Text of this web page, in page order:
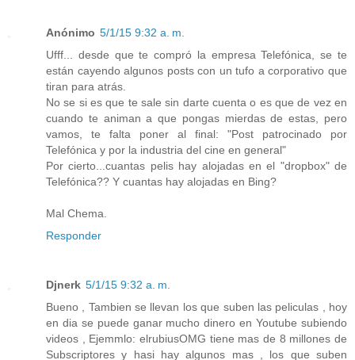
Anónimo 5/1/15 9:32 a. m.
Ufff... desde que te compró la empresa Telefónica, se te
están cayendo algunos posts con un tufo a corporativo que
tiran para atrás.
No se si es que te sale sin darte cuenta o es que de vez en
cuando te animan a que pongas mierdas de estas, pero
vamos, te falta poner al final: "Post patrocinado por
Telefónica y por la industria del cine en general"
Por cierto...cuantas pelis hay alojadas en el "dropbox" de
Telefónica?? Y cuantas hay alojadas en Bing?
Mal Chema.
Responder
Djnerk 5/1/15 9:32 a. m.
Bueno , Tambien se llevan los que suben las peliculas , hoy
en dia se puede ganar mucho dinero en Youtube subiendo
videos , Ejemmlo: elrubiusOMG tiene mas de 8 millones de
Subscriptores y hasi hay algunos mas , los que suben